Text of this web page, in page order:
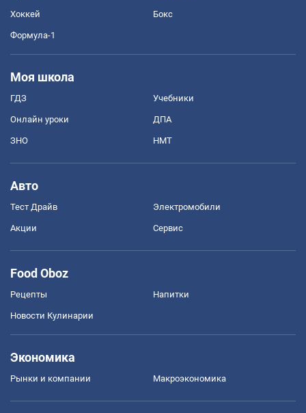
Хоккей Бокс
Формула-1
Моя школа
ГДЗ Учебники
Онлайн уроки ДПА
ЗНО НМТ
Авто
Тест Драйв Электромобили
Акции Сервис
Food Oboz
Рецепты Напитки
Новости Кулинарии
Экономика
Рынки и компании Mакроэкономика